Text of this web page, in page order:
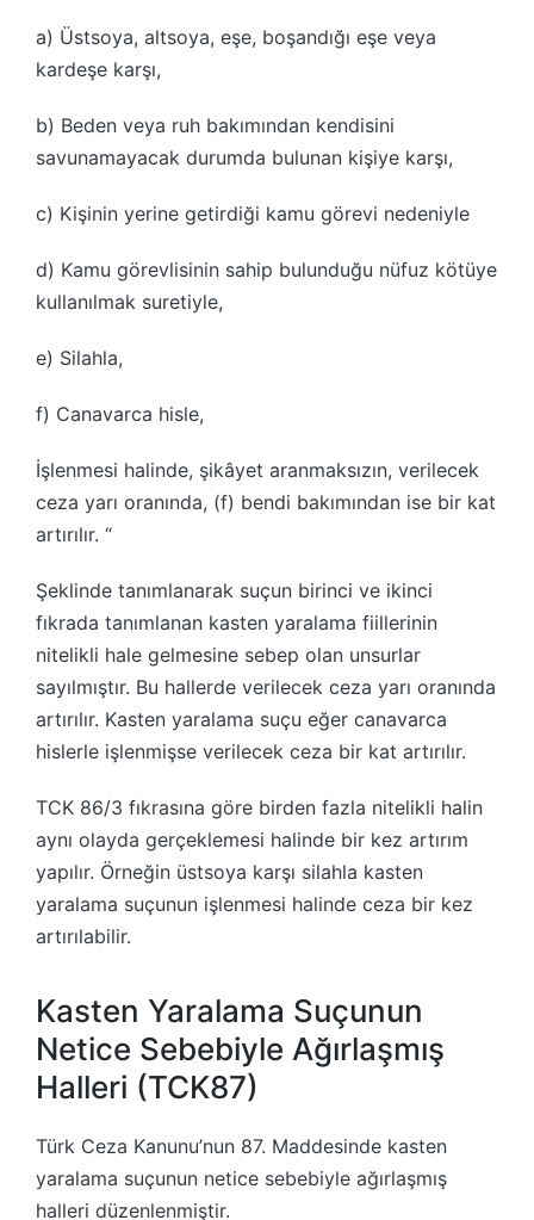
a) Üstsoya, altsoya, eşe, boşandığı eşe veya
kardeşe karşı,
b) Beden veya ruh bakımından kendisini
savunamayacak durumda bulunan kişiye karşı,
c) Kişinin yerine getirdiği kamu görevi nedeniyle
d) Kamu görevlisinin sahip bulunduğu nüfuz kötüye
kullanılmak suretiyle,
e) Silahla,
f) Canavarca hisle,
İşlenmesi halinde, şikâyet aranmaksızın, verilecek
ceza yarı oranında, (f) bendi bakımından ise bir kat
artırılır. “
Şeklinde tanımlanarak suçun birinci ve ikinci
fıkrada tanımlanan kasten yaralama fiillerinin
nitelikli hale gelmesine sebep olan unsurlar
sayılmıştır. Bu hallerde verilecek ceza yarı oranında
artırılır. Kasten yaralama suçu eğer canavarca
hislerle işlenmişse verilecek ceza bir kat artırılır.
TCK 86/3 fıkrasına göre birden fazla nitelikli halin
aynı olayda gerçeklemesi halinde bir kez artırım
yapılır. Örneğin üstsoya karşı silahla kasten
yaralama suçunun işlenmesi halinde ceza bir kez
artırılabilir.
Kasten Yaralama Suçunun
Netice Sebebiyle Ağırlaşmış
Halleri (TCK87)
Türk Ceza Kanunu’nun 87. Maddesinde kasten
yaralama suçunun netice sebebiyle ağırlaşmış
halleri düzenlenmiştir.